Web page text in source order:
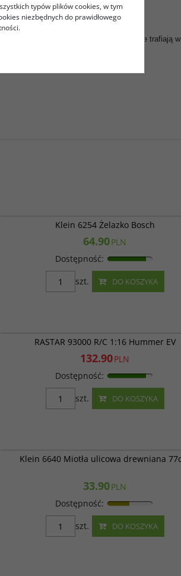
wzornictwa. Zabawki tej marki idealnie trafiają
Klein 6254 Żelazko Bosch
64.90PLN
Dostępność:
DO KOSZYKA
szt.
RASTAR 93000 R/C 1:16 Hummer EV
132.90PLN
Dostępność:
DO KOSZYKA
szt.
Klein 6640 Miotła ulicowa drewniana
33.90PLN
Dostępność:
DO KOSZYKA
szt.
typów plików cookies, w tym
niezbędnych do prawidłowego